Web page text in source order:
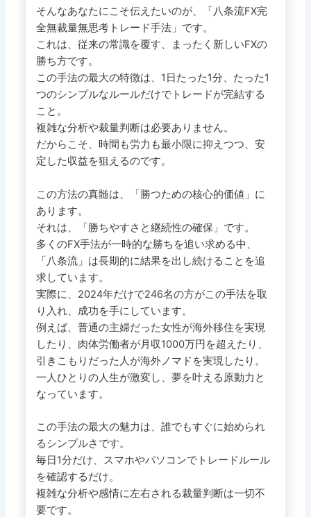
そんなあなたにこそ伝えたいのが、「八条流FX完
全無裁量無思考トレード手法」です。
これは、従来の常識を覆す、まったく新しいFXの
勝ち方です。
この手法の最大の特徴は、1日たった1分、たった1
つのシンプルなルールだけでトレードが完結する
こと。
複雑な分析や裁量判断は必要ありません。
だからこそ、時間も労力も最小限に抑えつつ、安
定した収益を狙えるのです。
この方法の真髄は、「勝つための核心的価値」に
あります。
それは、「勝ちやすさと継続性の確保」です。
多くのFX手法が一時的な勝ちを追い求める中、
「八条流」は長期的に結果を出し続けることを追
求しています。
実際に、2024年だけで246名の方がこの手法を取
り入れ、成功を手にしています。
例えば、普通の主婦だった女性が海外移住を実現
したり、肉体労働者が月収1000万円を超えたり、
引きこもりだった人が海外ノマドを実現したり。
一人ひとりの人生が激変し、夢を叶える原動力と
なっています。
この手法の最大の魅力は、誰でもすぐに始められ
るシンプルさです。
毎日1分だけ、スマホやパソコンでトレードルール
を確認するだけ。
複雑な分析や感情に左右される裁量判断は一切不
要です。